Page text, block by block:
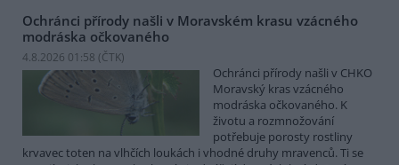
Ochránci přírody našli v Moravském krasu vzácného
modráska očkovaného
4.8.2026 01:58 (ČTK)
Ochránci přírody našli v CHKO
Moravský kras vzácného
modráska očkovaného. K
životu a rozmnožování
potřebuje porosty rostliny
krvavec toten na vlhčích loukách i vhodné druhy mravenců. Ti se